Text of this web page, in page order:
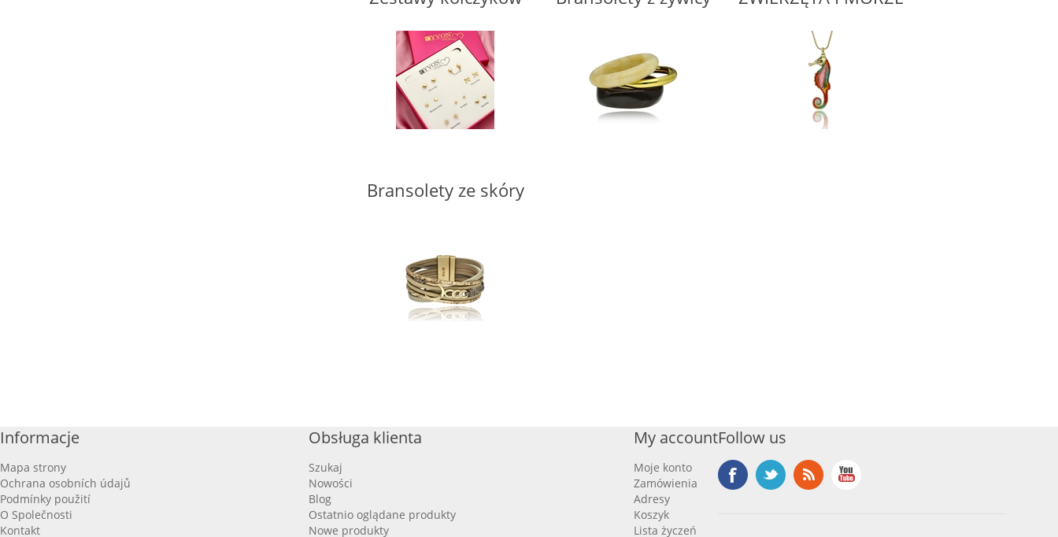
Bransolety ze skóry
Informacje
Mapa strony
Ochrana osobních údajů
Podmínky použití
O Společnosti
Kontakt
Obsługa klienta
Szukaj
Nowości
Blog
Ostatnio oglądane produkty
Nowe produkty
My account
Moje konto
Zamówienia
Adresy
Koszyk
Lista życzeń
Follow us